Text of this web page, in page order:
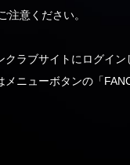
意ください。
クラブサイトにログイ
ニューボタンの「